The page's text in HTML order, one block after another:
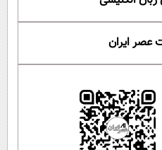
عصر ایران